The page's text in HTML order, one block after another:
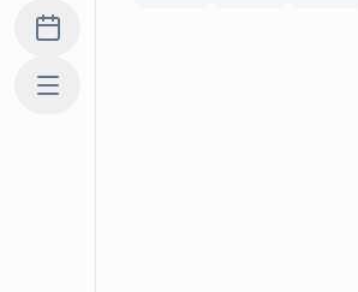
Madplan
Mere